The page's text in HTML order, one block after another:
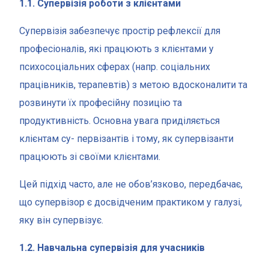
1.1. Супервізія роботи з клієнтами
Супервізія забезпечує простір рефлексії для
професіоналів, які працюють з клієнтами у
психосоціальних сферах (напр. соціальних
працівників, терапевтів) з метою вдосконалити та
розвинути їх професійну позицію та
продуктивність. Основна увага приділяється
клієнтам су- первізантів і тому, як супервізанти
працюють зі своїми клієнтами.
Цей підхід часто, але не обов’язково, передбачає,
що супервізор є досвідченим практиком у галузі,
яку він супервізує.
1.2. Навчальна супервізія для учасників